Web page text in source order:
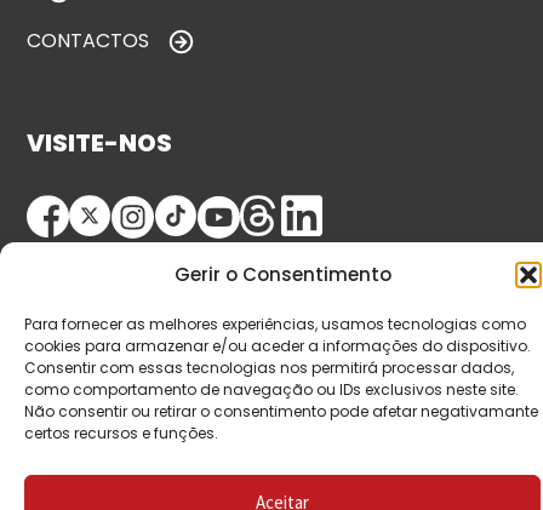
Gerir o Consentimento
Para fornecer as melhores experiências, usamos tecnologias como
cookies para armazenar e/ou aceder a informações do dispositivo.
Consentir com essas tecnologias nos permitirá processar dados,
como comportamento de navegação ou IDs exclusivos neste site.
Não consentir ou retirar o consentimento pode afetar negativamante
certos recursos e funções.
Aceitar
CONTACTOS
VISITE-NOS
© Copyright 2026 Saída de Emergência. Todos os
direitos reservados.